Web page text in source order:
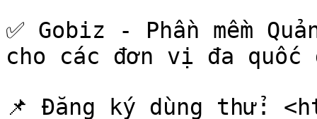
✅ Gobiz - Phần mềm
cho các đơn vị đa
📌 Đăng ký dùng thử: